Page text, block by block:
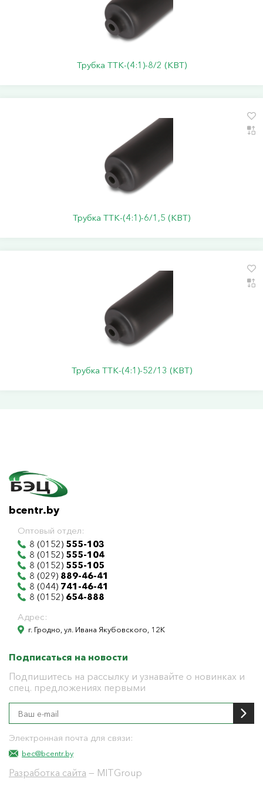
Трубка ТТК-(4:1)-8/2 (КВТ)
Трубка ТТК-(4:1)-6/1,5 (КВТ)
Трубка ТТК-(4:1)-52/13 (КВТ)
bcentr.by
Оптовый отдел:
8 (0152) 555-103
8 (0152) 555-104
8 (0152) 555-105
8 (029) 889-46-41
8 (044) 741-46-41
8 (0152) 654-888
Адрес:
г. Гродно, ул. Ивана Якубовского, 12К
Подписаться на новости
Подпишитесь на рассылку и узнавайте о новинках и
спец. предложениях первыми
Электронная почта для связи:
bec@bcentr.by
Разработка сайта — MITGroup